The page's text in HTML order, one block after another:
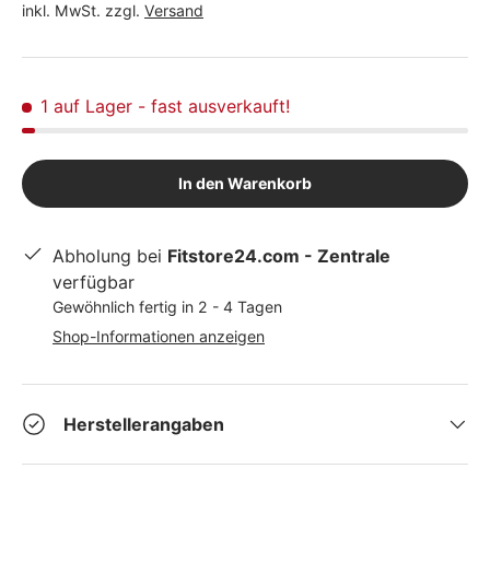
inkl. MwSt. zzgl. Versand
1 auf Lager - fast ausverkauft!
In den Warenkorb
Abholung bei Fitstore24.com - Zentrale
verfügbar
Gewöhnlich fertig in 2 - 4 Tagen
Shop-Informationen anzeigen
Herstellerangaben